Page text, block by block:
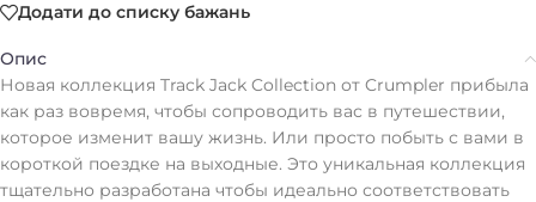
Додати до списку бажань
Опис
Новая коллекция Track Jack Collection от Crumpler прибыла
как раз вовремя, чтобы сопроводить вас в путешествии,
которое изменит вашу жизнь. Или просто побыть с вами в
короткой поездке на выходные. Это уникальная коллекция
тщательно разработана чтобы идеально соответствовать